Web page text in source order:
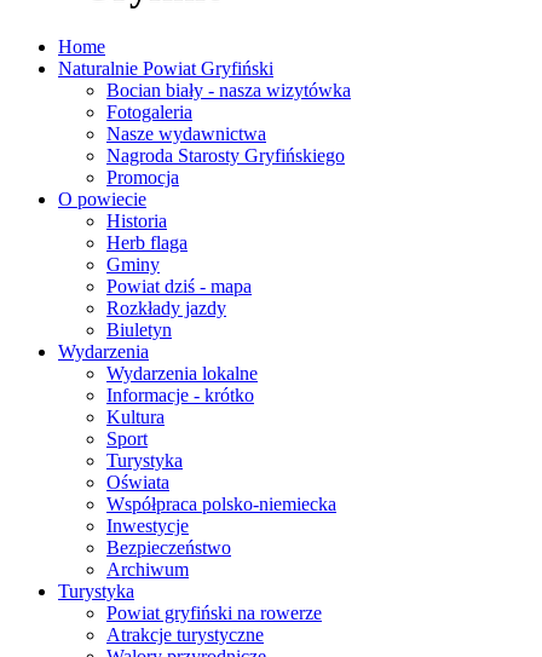
Home
Naturalnie Powiat Gryfiński
Bocian biały - nasza wizytówka
Fotogaleria
Nasze wydawnictwa
Nagroda Starosty Gryfińskiego
Promocja
O powiecie
Historia
Herb flaga
Gminy
Powiat dziś - mapa
Rozkłady jazdy
Biuletyn
Wydarzenia
Wydarzenia lokalne
Informacje - krótko
Kultura
Sport
Turystyka
Oświata
Współpraca polsko-niemiecka
Inwestycje
Bezpieczeństwo
Archiwum
Turystyka
Powiat gryfiński na rowerze
Atrakcje turystyczne